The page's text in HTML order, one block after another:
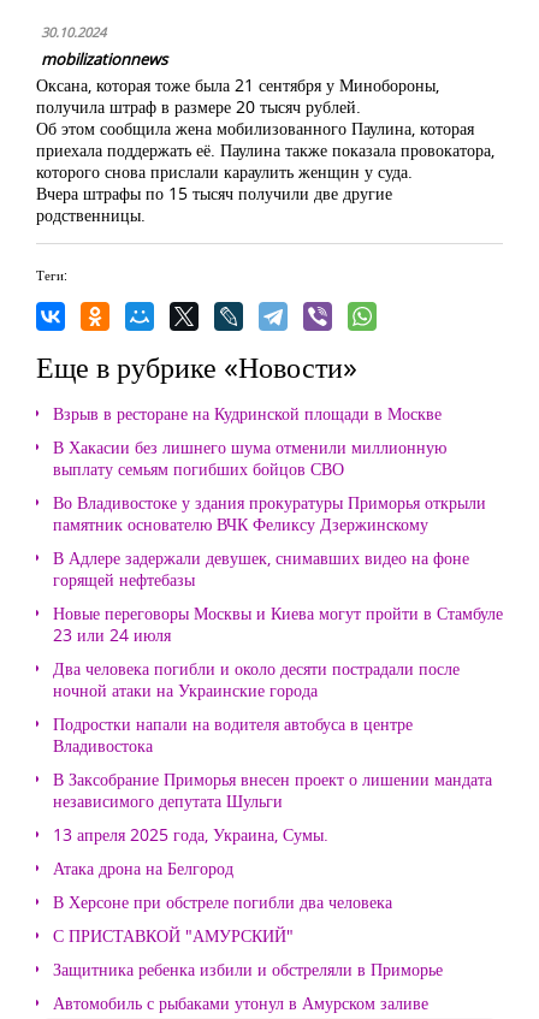
30.10.2024
mobilizationnews
Оксана, которая тоже была 21 сентября у Минобороны,
получила штраф в размере 20 тысяч рублей.
Об этом сообщила жена мобилизованного Паулина, которая
приехала поддержать её. Паулина также показала провокатора,
которого снова прислали караулить женщин у суда.
Вчера штрафы по 15 тысяч получили две другие
родственницы.
Теги:
Еще в рубрике «Новости»
Взрыв в ресторане на Кудринской площади в Москве
В Хакасии без лишнего шума отменили миллионную
выплату семьям погибших бойцов СВО
Во Владивостоке у здания прокуратуры Приморья открыли
памятник основателю ВЧК Феликсу Дзержинскому
В Адлере задержали девушек, снимавших видео на фоне
горящей нефтебазы
Новые переговоры Москвы и Киева могут пройти в Стамбуле
23 или 24 июля
Два человека погибли и около десяти пострадали после
ночной атаки на Украинские города
Подростки напали на водителя автобуса в центре
Владивостока
В Заксобрание Приморья внесен проект о лишении мандата
независимого депутата Шульги
13 апреля 2025 года, Украина, Сумы.
Атака дрона на Белгород
В Херсоне при обстреле погибли два человека
С ПРИСТАВКОЙ "АМУРСКИЙ"
Защитника ребенка избили и обстреляли в Приморье
Автомобиль с рыбаками утонул в Амурском заливе